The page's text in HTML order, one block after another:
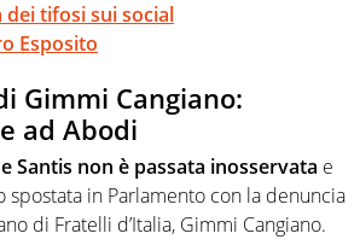
dei tifosi sui social
Esposito
Gimmi Cangiano:
ad Abodi
Santis non è passata inosservata e
spostata in Parlamento con la denuncia
di Fratelli d’Italia, Gimmi Cangiano.